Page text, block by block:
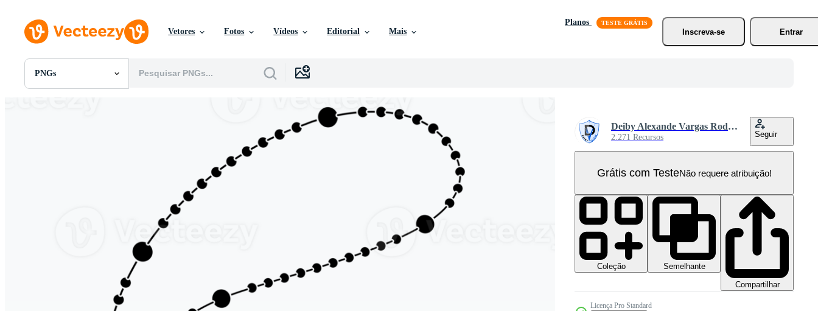
Vetores Fotos Vídeos Editorial Mais
Planos
Inscreva-se
Entrar
PNGs
Todas Imagens
Deiby Alexande Vargas Rodrigues
2.271 Recursos Seguir
Grátis com TesteNão requere atribuição!
Coleção
Semelhante
Compartilhar
Licença Pro Standard